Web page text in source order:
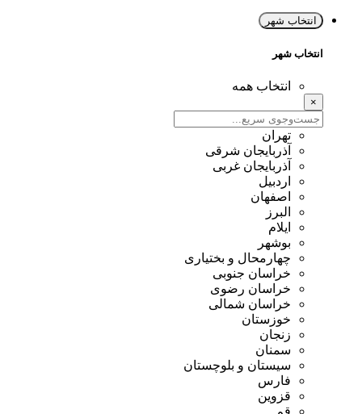
انتخاب شهر
انتخاب شهر
انتخاب همه
×
تهران
آذربایجان شرقی
آذربایجان غربی
اردبیل
اصفهان
البرز
ایلام
بوشهر
چهارمحال و بختیاری
خراسان جنوبی
خراسان رضوی
خراسان شمالی
خوزستان
زنجان
سمنان
سیستان و بلوچستان
فارس
قزوین
قم